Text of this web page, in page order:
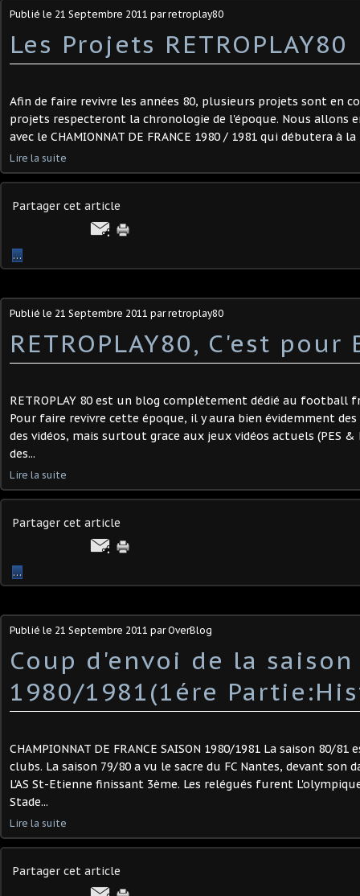
Publié le 21 Septembre 2011 par retroplay80
Les Projets RETROPLAY80
Afin de faire revivre les années 80, plusieurs projets sont en
projets respecteront la chronologie de l'époque. Nous allons
avec le CHAMIONNAT DE FRANCE 1980 / 1981 qui débutera à
Lire la suite
Partager cet article
…
Publié le 21 Septembre 2011 par retroplay80
RETROPLAY80, C'est pour
RETROPLAY 80 est un blog complètement dédié au football
Pour faire revivre cette époque, il y aura bien évidemment des
des vidéos, mais surtout grace aux jeux vidéos actuels (PES
des...
Lire la suite
Partager cet article
…
Publié le 21 Septembre 2011 par OverBlog
Coup d'envoi de la saison
1980/1981(1ére
CHAMPIONNAT DE FRANCE SAISON 1980/1981 La saison 80/
clubs. La saison 79/80 a vu le sacre du FC Nantes, devant son
L'AS St-Etienne finissant 3ème. Les relégués furent
Stade...
Lire la suite
Partager cet article